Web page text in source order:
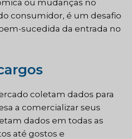
ou mudanças no
consumidor, é um desafio
sucedida da entrada no
coletam dados para
a comercializar seus
dados em todas as
até gostos e